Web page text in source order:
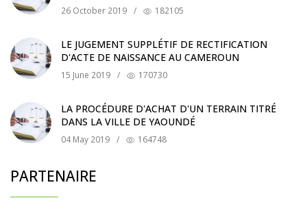
26 October 2019 / 182105
LE JUGEMENT SUPPLÉTIF DE RECTIFICATION
D'ACTE DE NAISSANCE AU CAMEROUN
15 June 2019 / 170730
LA PROCÉDURE D'ACHAT D'UN TERRAIN TITRÉ
DANS LA VILLE DE YAOUNDÉ
04 May 2019 / 164748
PARTENAIRE